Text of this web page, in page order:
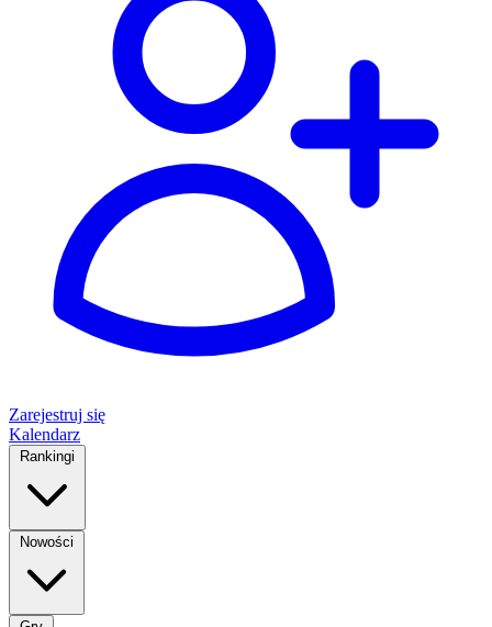
Zarejestruj się
Kalendarz
Rankingi
Nowości